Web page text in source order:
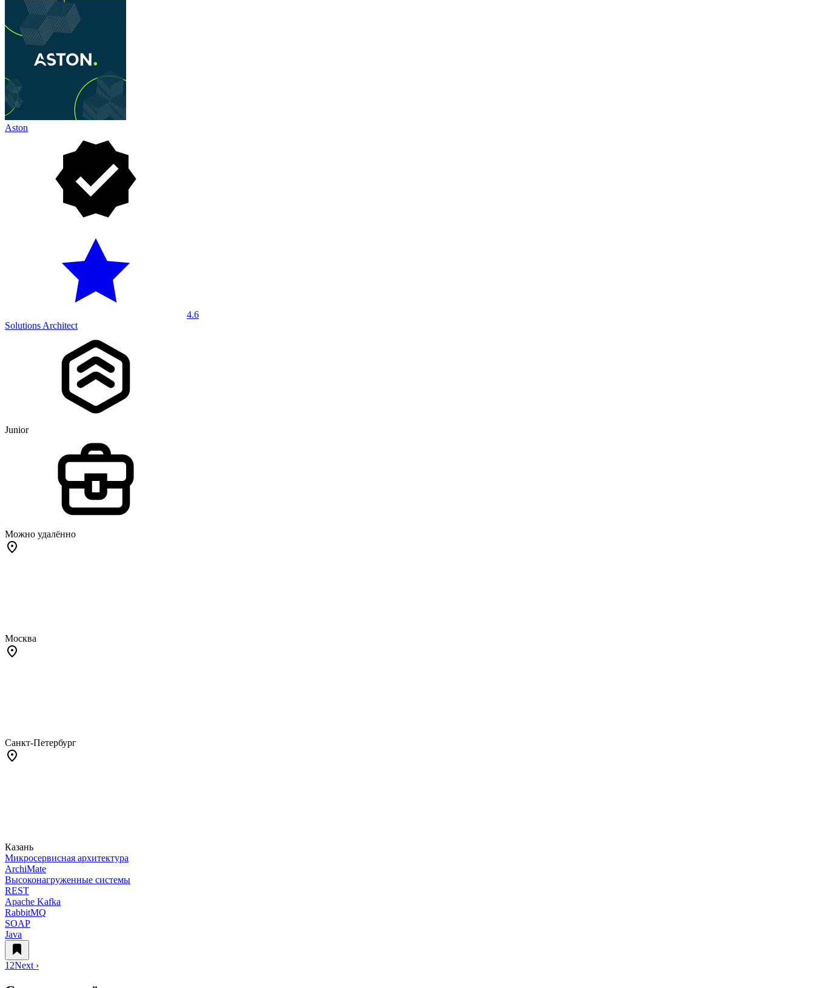
Aston
4.6
Solutions Architect
Junior
Можно удалённо
Москва
Санкт-Петербург
Казань
Микросервисная архитектура
ArchiMate
Высоконагруженные системы
REST
Apache Kafka
RabbitMQ
SOAP
Java
1 2Next ›